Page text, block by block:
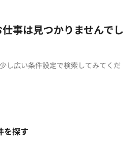
事は見つかりませんでし
し広い条件設定で検索してみてくだ
を探す